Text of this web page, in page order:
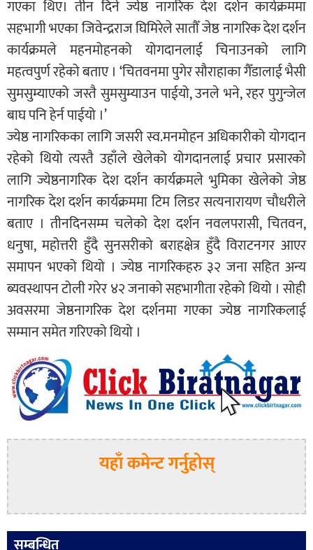
गएका थिए। तीन दिने ज्येष्ठ नागरिक देश दर्शन कार्यक्रममा
सहभागी भएका जिवेन्द्रराज घिमिरेले सातौँ जेष्ठ नागरिक देश दर्शन
कार्यक्रमले महनमोहनको योगदानलाई चिनाउनको लागि
महत्वपुर्ण रहेको बताए । ‘चितवनमा पुगेर सौराहाका गैँडालाई भैसी
सुमसुम्याएको जस्तै सुमसुम्याउन पाईयो, उनले भने, रहर पुगुन्जेल
बाघ पनि हेर्न पाईयो ।’
ज्येष्ठ नागरिकका लागि जसरी स्व.मनमोहन अधिकारीको योगदान
रहेको थियो त्यस्तै उहाँले खेलेको योगदानलाई प्रचार प्रसारको
लागि ज्येष्ठनागरिक देश दर्शन कार्यक्रमले भुमिका खेलेको जेष्ठ
नागरिक देश दर्शन कार्यक्रममा टिम लिडर सत्यनारायण चौधरीले
बताए । तीनदिनसम्म चलेको देश दर्शन नवलपरासी, चितवन,
धनुषा, महोत्तरी हुँदै सुनसरीको बराहक्षेत्र हुँदै विराटनगर आएर
समापन भएको थियो । ज्येष्ठ नागरिकहरु ३२ जना सहित अन्य
ब्यवस्थापन टोली गरेर ४२ जनाको सहभागीता रहेको थियो । सोही
अवसरमा जेष्ठनागरिक देश दर्शनमा गएका ज्येष्ठ नागरिकलाई
सम्मान समेत गरिएको थियो ।
यहाँ कमेन्ट गर्नुहोस्
सम्बन्धित